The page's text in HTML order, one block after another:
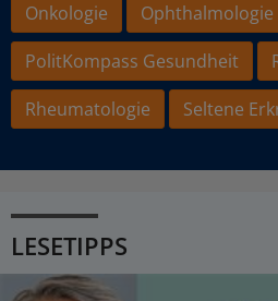
Onkologie
Ophthalmologie
PolitKompass Gesundheit
Rheumatologie
Seltene
LESETIPPS